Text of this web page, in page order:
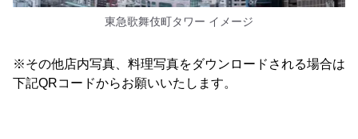
東急歌舞伎町タワー イメージ
※その他店内写真、料理写真をダウンロードされる場合は
下記QRコードからお願いいたします。